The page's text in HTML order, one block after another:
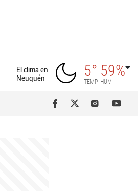
El clima en
Neuquén
5°
TEMP
59%
HUM